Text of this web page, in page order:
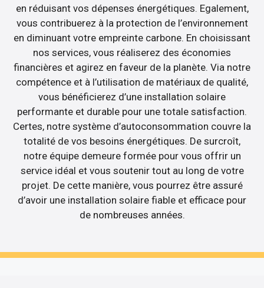
en réduisant vos dépenses énergétiques. Egalement,
vous contribuerez à la protection de l’environnement
en diminuant votre empreinte carbone. En choisissant
nos services, vous réaliserez des économies
financières et agirez en faveur de la planète. Via notre
compétence et à l’utilisation de matériaux de qualité,
vous bénéficierez d’une installation solaire
performante et durable pour une totale satisfaction.
Certes, notre système d’autoconsommation couvre la
totalité de vos besoins énergétiques. De surcroît,
notre équipe demeure formée pour vous offrir un
service idéal et vous soutenir tout au long de votre
projet. De cette manière, vous pourrez être assuré
d’avoir une installation solaire fiable et efficace pour
de nombreuses années.